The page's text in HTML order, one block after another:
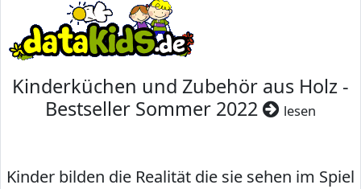
Kinderküchen und Zubehör aus Holz -
Bestseller Sommer 2022
lesen
Kinder bilden die Realität die sie sehen im Spiel